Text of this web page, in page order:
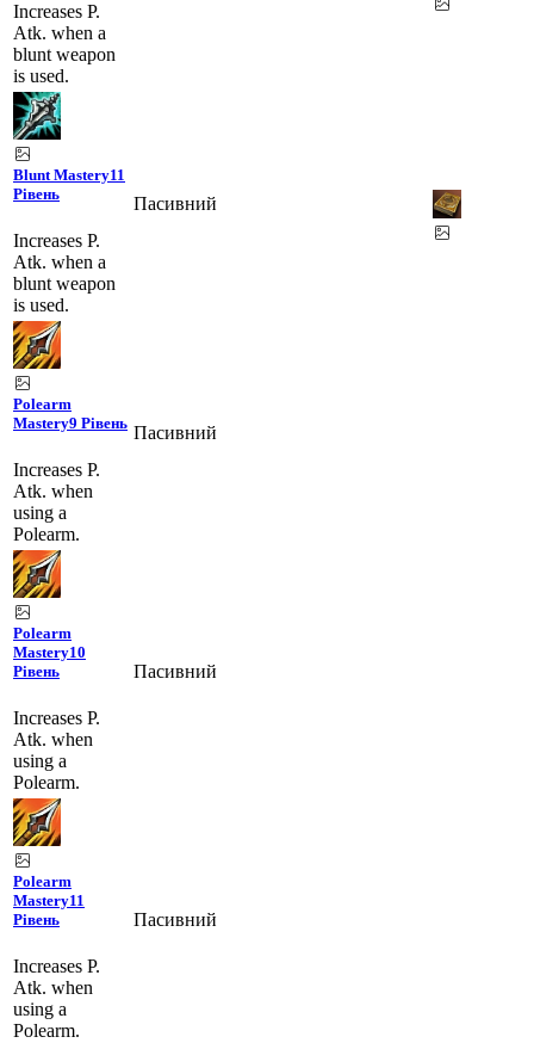
Increases P.
Atk. when a
blunt weapon
is used.
Blunt Mastery11
Рівень
Increases P.
Atk. when a
blunt weapon
is used.
Пасивний
Polearm
Mastery9 Рівень
Increases P.
Atk. when
using a
Polearm.
Пасивний
Polearm
Mastery10
Рівень
Increases P.
Atk. when
using a
Polearm.
Пасивний
Polearm
Mastery11
Рівень
Increases P.
Atk. when
using a
Polearm.
Пасивний